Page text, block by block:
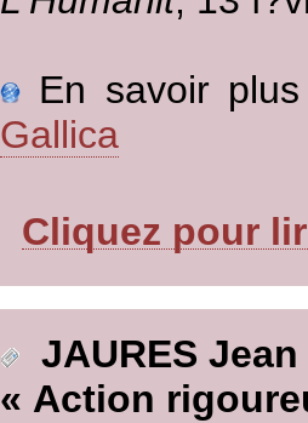
En savoir
Gallica
Cliquez pour
JAURES Jean
« Action